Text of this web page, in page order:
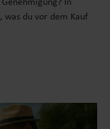
In
was du vor dem Kauf